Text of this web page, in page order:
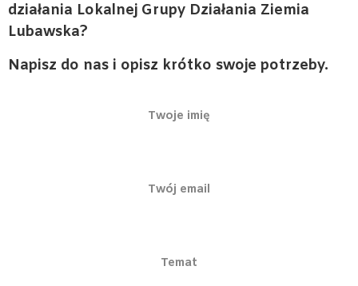
działania Lokalnej Grupy Działania Ziemia
Lubawska?
Napisz do nas i opisz krótko swoje potrzeby.
Twoje imię
Twój email
Temat